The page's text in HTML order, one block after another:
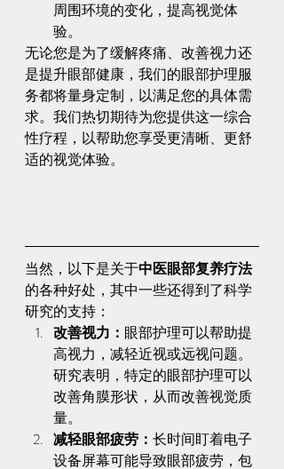
周围环境的变化，提高视觉体
验。
无论您是为了缓解疼痛、改善视力还
是提升眼部健康，我们的眼部护理服
务都将量身定制，以满足您的具体需
求。我们热切期待为您提供这一综合
性疗程，以帮助您享受更清晰、更舒
适的视觉体验。
当然，以下是关于中医眼部复养疗法
的各种好处，其中一些还得到了科学
研究的支持：
改善视力： 眼部护理可以帮助提
高视力，减轻近视或远视问题。
研究表明，特定的眼部护理可以
改善角膜形状，从而改善视觉质
量。
减轻眼部疲劳： 长时间盯着电子
设备屏幕可能导致眼部疲劳，包